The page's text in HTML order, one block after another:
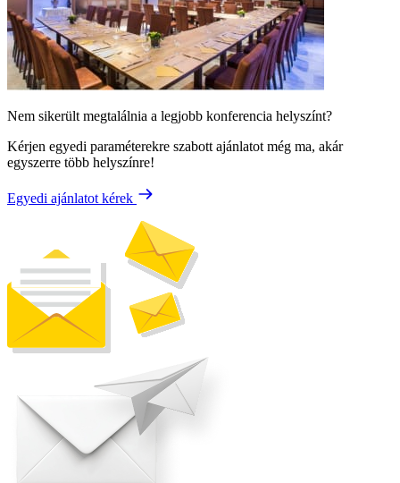
Nem sikerült megtalálnia a legjobb konferencia helyszínt?
Kérjen egyedi paraméterekre szabott ajánlatot még ma, akár
egyszerre több helyszínre!
Egyedi ajánlatot kérek